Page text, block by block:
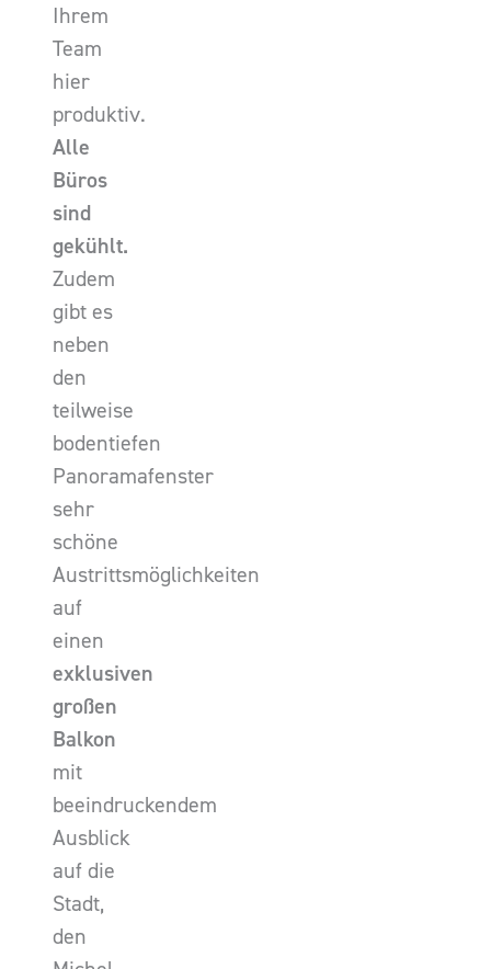
Ihrem
Team
hier
produktiv.
Alle
Büros
sind
gekühlt.
Zudem
gibt es
neben
den
teilweise
bodentiefen
Panoramafenster
sehr
schöne
Austrittsmöglichkeiten
auf
einen
exklusiven
großen
Balkon
mit
beeindruckendem
Ausblick
auf die
Stadt,
den